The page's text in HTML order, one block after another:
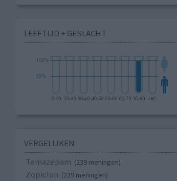
LEEFTIJD + GESLACHT
VERGELIJKEN
Temazepam (239 meningen)
Zopiclon (229 meningen)